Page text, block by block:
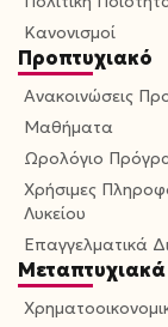
Κανονισμοί
Προπτυχιακό
Ανακοινώσεις
Μαθήματα
Ωρολόγιο
Χρήσιμες
Λυκείου
Επαγγελματικά
Μεταπτυχιακά